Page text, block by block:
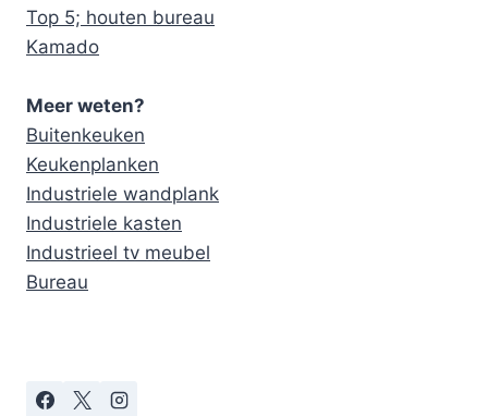
Top 5; houten bureau
Kamado
Meer weten?
Buitenkeuken
Keukenplanken
Industriele wandplank
Industriele kasten
Industrieel tv meubel
Bureau